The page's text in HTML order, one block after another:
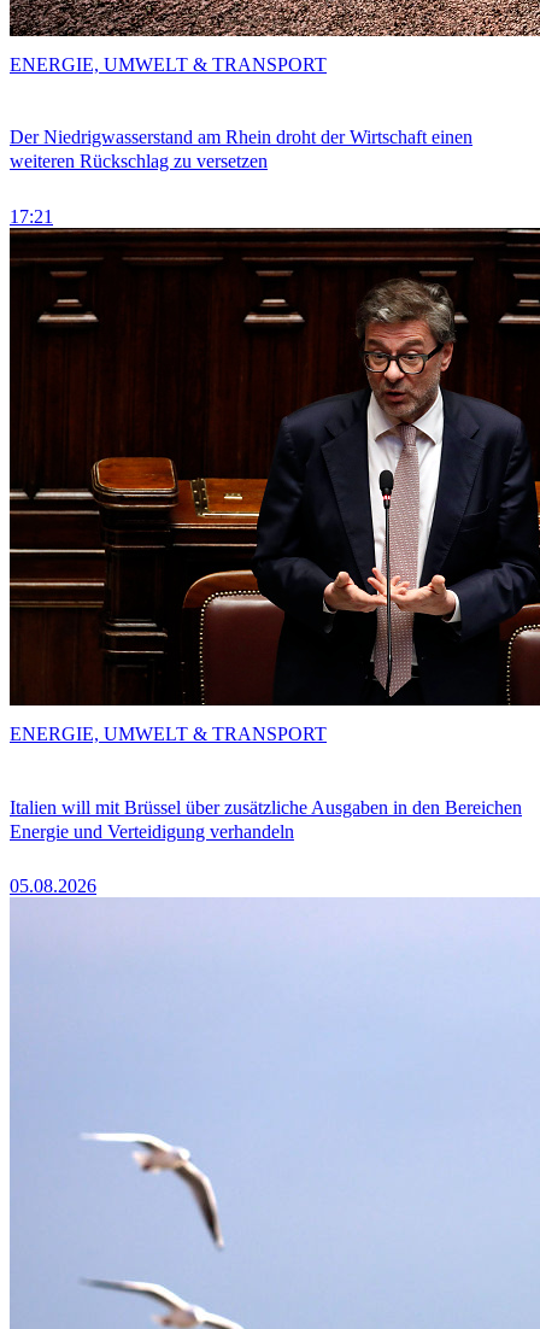
Der Niedrigwasserstand am Rhein droht der Wirtschaft einen
weiteren Rückschlag zu versetzen
17:21
ENERGIE, UMWELT & TRANSPORT
Italien will mit Brüssel über zusätzliche Ausgaben in den Bereichen
Energie und Verteidigung verhandeln
05.08.2026
ENERGIE, UMWELT & TRANSPORT